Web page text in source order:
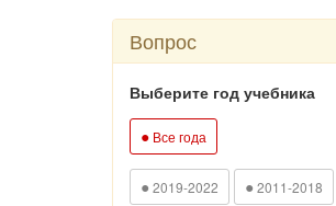
Вопрос
Выберите год учебника
● Все года
● 2019-2022 ● 2011-2018